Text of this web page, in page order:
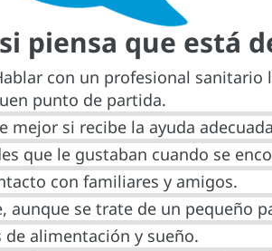
piensa que está
con un profesional sanitario
punto de partida.
mejor si recibe la ayuda
que le gustaban cuando se
con familiares y amigos.
aunque se trate de un pequeño
alimentación y sueño.